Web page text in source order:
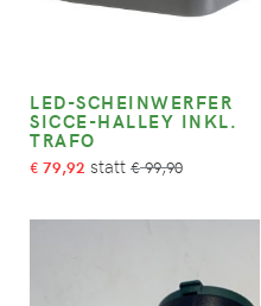
LED-SCHEINWERFER
SICCE-HALLEY INKL.
TRAFO
€ 79,92 €99,90